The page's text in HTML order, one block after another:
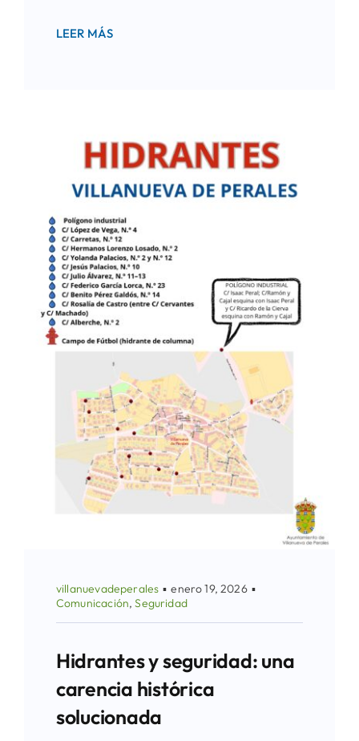
LEER MÁS
villanuevadeperales ▪ enero 19, 2026 ▪
Comunicación,Seguridad
Hidrantes y seguridad: una
carencia histórica
solucionada